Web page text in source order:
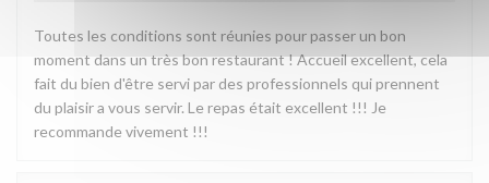
Toutes les conditions sont réunies pour passer un bon
moment dans un très bon restaurant ! Accueil excellent, cela
fait du bien d'être servi par des professionnels qui prennent
du plaisir a vous servir. Le repas était excellent !!! Je
recommande vivement !!!